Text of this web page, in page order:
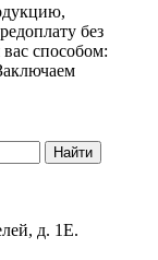
без
способом:
Найти
д. 1Е.